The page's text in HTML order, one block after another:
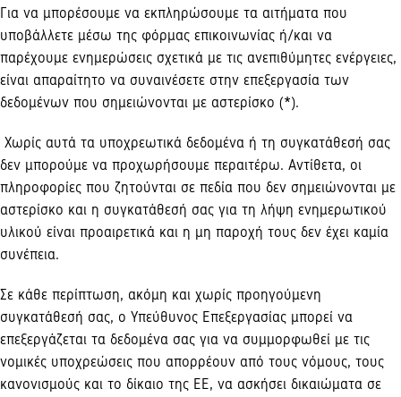
Για να μπορέσουμε να εκπληρώσουμε τα αιτήματα που
υποβάλλετε μέσω της φόρμας επικοινωνίας ή/και να
παρέχουμε ενημερώσεις σχετικά με τις ανεπιθύμητες ενέργειες,
είναι απαραίτητο να συναινέσετε στην επεξεργασία των
δεδομένων που σημειώνονται με αστερίσκο (*).
Χωρίς αυτά τα υποχρεωτικά δεδομένα ή τη συγκατάθεσή σας
δεν μπορούμε να προχωρήσουμε περαιτέρω. Αντίθετα, οι
πληροφορίες που ζητούνται σε πεδία που δεν σημειώνονται με
αστερίσκο και η συγκατάθεσή σας για τη λήψη ενημερωτικού
υλικού είναι προαιρετικά και η μη παροχή τους δεν έχει καμία
συνέπεια.
Σε κάθε περίπτωση, ακόμη και χωρίς προηγούμενη
συγκατάθεσή σας, ο Υπεύθυνος Επεξεργασίας μπορεί να
επεξεργάζεται τα δεδομένα σας για να συμμορφωθεί με τις
νομικές υποχρεώσεις που απορρέουν από τους νόμους, τους
κανονισμούς και το δίκαιο της ΕΕ, να ασκήσει δικαιώματα σε